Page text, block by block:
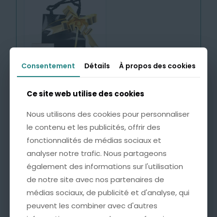
Emballage Cadeau avec
Carte Personnalisée
4,99
Cette option est idéale pour offrir un bijou
accompagné d’un mot doux, à l’occasion d’un
anniversaire, d’une fête ou de tout autre moment
important.
* Une pochette soignée, ornée d’un nœud doré
pour une présentation raffinée.
* Une carte sur laquelle nous pouvons inscrire un
Consentement Détails À propos des cookies
Ce site web utilise des cookies
Nous utilisons des cookies pour personnaliser
le contenu et les publicités, offrir des
fonctionnalités de médias sociaux et
analyser notre trafic. Nous partageons
également des informations sur l'utilisation
de notre site avec nos partenaires de
médias sociaux, de publicité et d'analyse, qui
peuvent les combiner avec d'autres
Consentement Détails À propos des cookies
Ce site web utilise des cookies
Nous utilisons des cookies pour personnaliser
le contenu et les publicités, offrir des
fonctionnalités de médias sociaux et
analyser notre trafic. Nous partageons
également des informations sur l'utilisation
de notre site avec nos partenaires de
médias sociaux, de publicité et d'analyse, qui
peuvent les combiner avec d'autres